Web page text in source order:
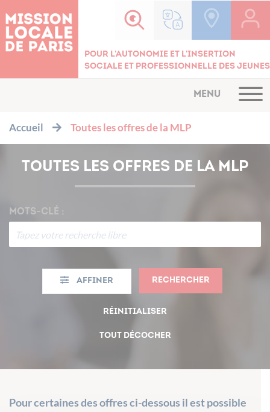
Pour l'autonomie et l'insertion
sociale et professionnelle des jeunes
MENU
Accueil Toutes les offres de la MLP
TOUTES LES OFFRES DE LA MLP
MOTS-CLÉ :
Affiner Rechercher
Réinitialiser
Tout décocher
Pour certaines des offres ci-dessous il est possible